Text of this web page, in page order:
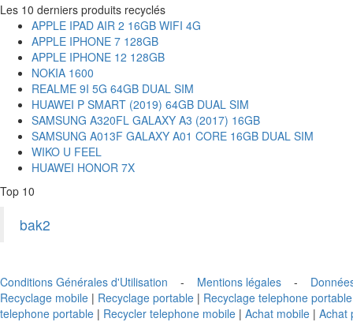
Les 10 derniers produits recyclés
APPLE IPAD AIR 2 16GB WIFI 4G
APPLE IPHONE 7 128GB
APPLE IPHONE 12 128GB
NOKIA 1600
REALME 9I 5G 64GB DUAL SIM
HUAWEI P SMART (2019) 64GB DUAL SIM
SAMSUNG A320FL GALAXY A3 (2017) 16GB
SAMSUNG A013F GALAXY A01 CORE 16GB DUAL SIM
WIKO U FEEL
HUAWEI HONOR 7X
Top 10
bak2
Conditions Générales d'Utilisation - Mentions légales -
Recyclage mobile | Recyclage portable | Recyclage telephone portable
telephone portable | Recycler telephone mobile | Achat mobile | Achat